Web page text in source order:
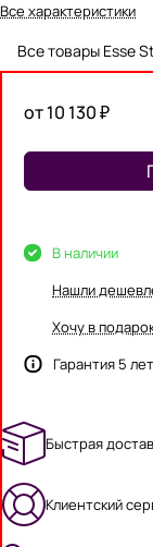
Все характеристики
Все товары Esse
от 10 130 ₽
В наличии
Нашли
Хочу в
Гарантия 5 лет
Быстрая
Клиентский